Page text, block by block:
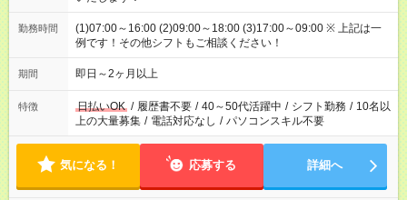
勤務時間
(1)07:00～16:00 (2)09:00～18:00 (3)17:00～09:00 ※ 上記は一
例です！その他シフトもご相談ください！
期間 即日～2ヶ月以上
特徴 日払いOK / 履歴書不要 / 40～50代活躍中 / シフト勤務 / 10名以
上の大量募集 / 電話対応なし / パソコンスキル不要
気になる！ 応募する 詳細へ